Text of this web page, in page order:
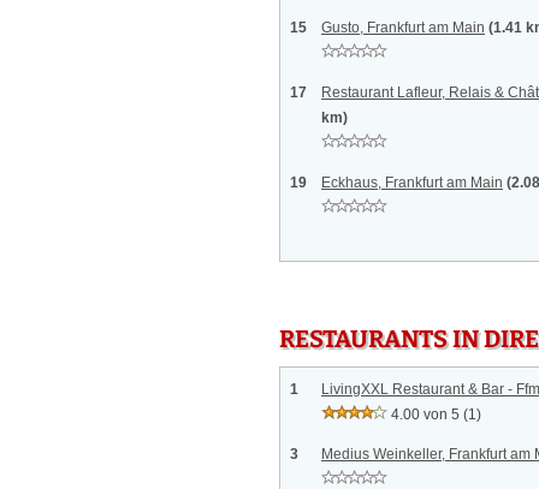
15 Gusto, Frankfurt am Main (1.41
17
Restaurant Lafleur, Relais &
km)
19 Eckhaus, Frankfurt am Main
RESTAURANTS IN
1
LivingXXL Restaurant & Bar -
4.00 von 5 (1)
3 Medius Weinkeller, Frankfurt am